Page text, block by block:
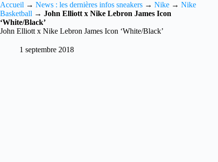
Accueil → News : les dernières infos sneakers → Nike → Nike
Basketball → John Elliott x Nike Lebron James Icon
‘White/Black’
John Elliott x Nike Lebron James Icon ‘White/Black’
1 septembre 2018